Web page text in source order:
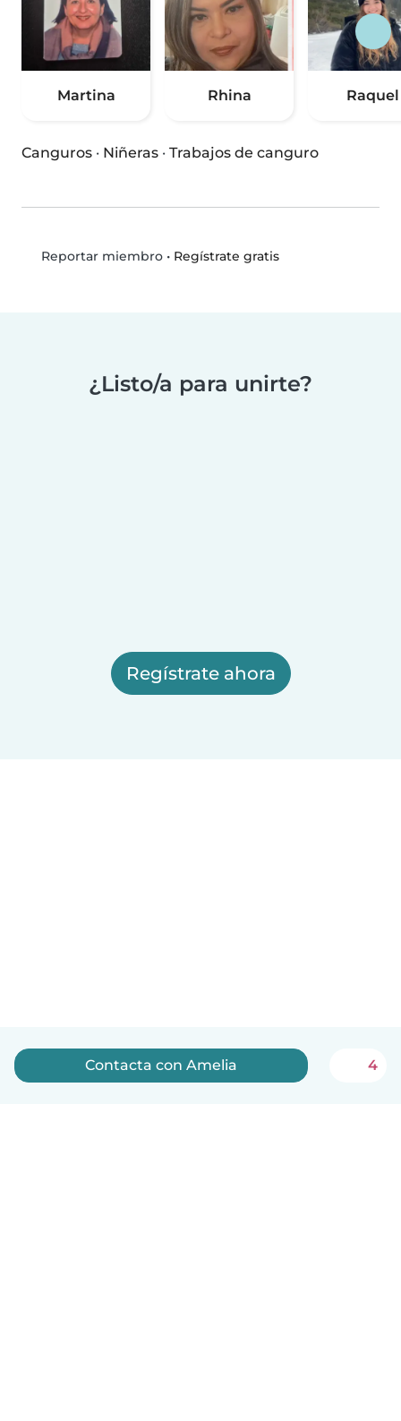
Martina Rhina Raquel
Canguros · Niñeras · Trabajos de canguro
Reportar miembro• Regístrate gratis
¿Listo/a para unirte?
Regístrate ahora
Contacta con Amelia 4